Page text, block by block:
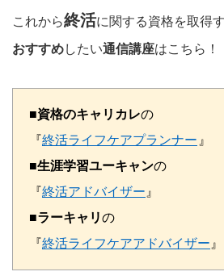
これから終活に関する資格を取得
おすすめしたい通信講座はこちら！
■資格のキャリカレの
『終活ライフケアプランナー 』
■生涯学習ユーキャンの
『終活アドバイザー 』
■ラーキャリの
『終活ライフケアアドバイザー 』